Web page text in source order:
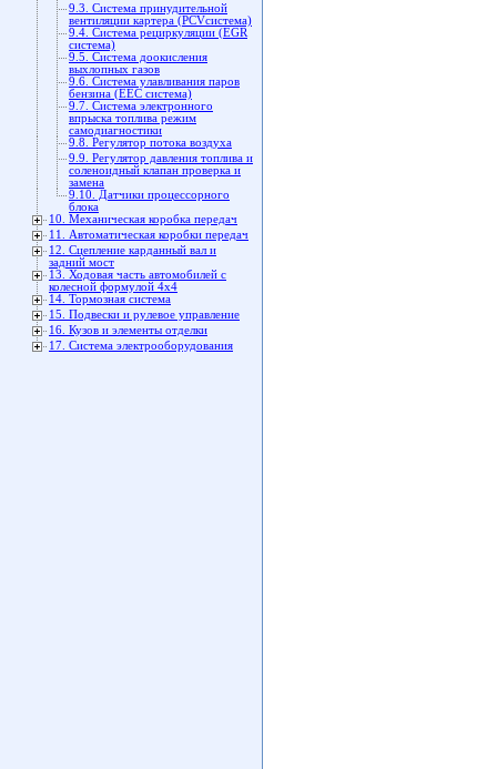
9.3. Система принудительной
вентиляции картера (PCVсистема)
9.4. Система рециркуляции (EGR
система)
9.5. Система доокисления
выхлопных газов
9.6. Система улавливания паров
бензина (EEC система)
9.7. Система электронного
впрыска топлива режим
самодиагностики
9.8. Регулятор потока воздуха
9.9. Регулятор давления топлива и
соленоидный клапан проверка и
замена
9.10. Датчики процессорного
блока
10. Механическая коробка передач
11. Автоматическая коробки передач
12. Сцепление карданный вал и
задний мост
13. Ходовая часть автомобилей с
колесной формулой 4x4
14. Тормозная система
15. Подвески и рулевое управление
16. Кузов и элементы отделки
17. Система электрооборудования